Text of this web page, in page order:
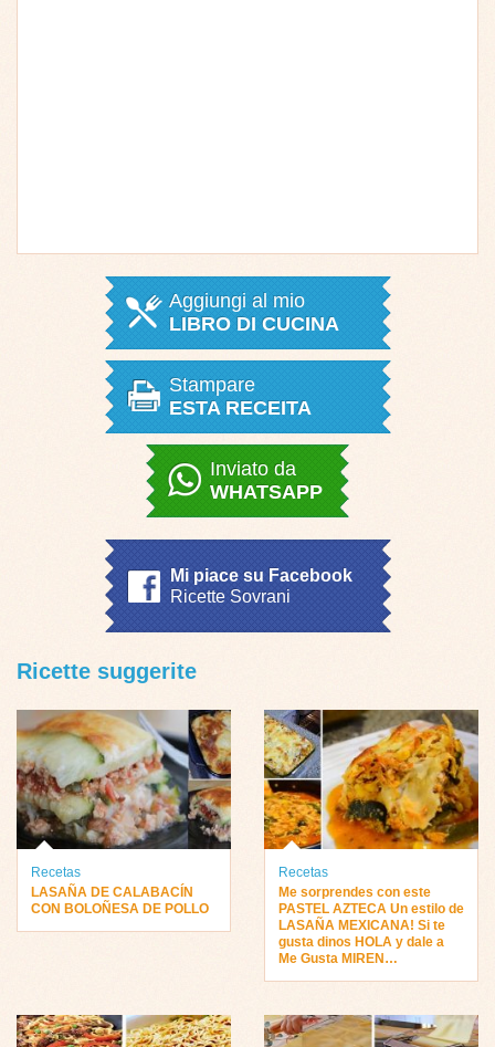
Aggiungi al mio
LIBRO DI CUCINA
Stampare
ESTA RECEITA
Inviato da
WHATSAPP
Mi piace su Facebook
Ricette Sovrani
Ricette suggerite
Recetas
LASAÑA DE CALABACÍN
CON BOLOÑESA DE POLLO
Recetas
Me sorprendes con este
PASTEL AZTECA Un estilo de
LASAÑA MEXICANA! Si te
gusta dinos HOLA y dale a
Me Gusta MIREN…